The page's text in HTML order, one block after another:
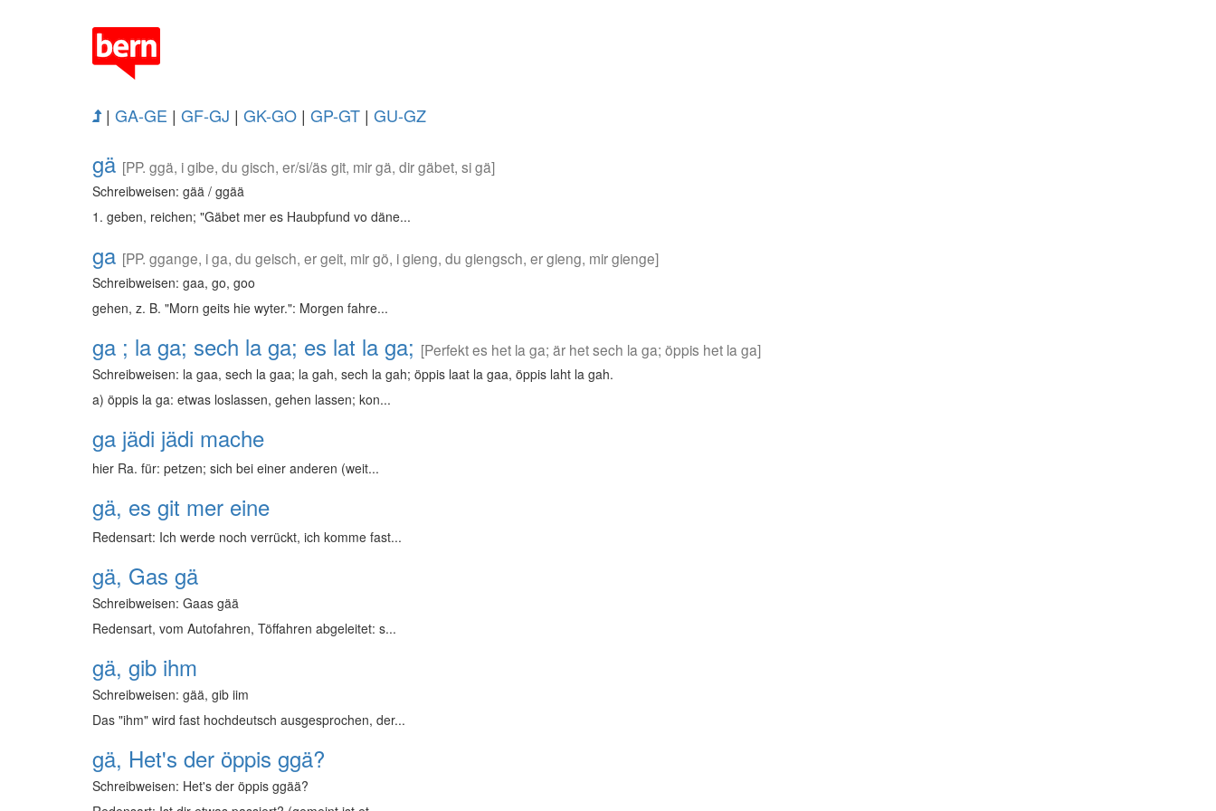
| GA-GE | GF-GJ | GK-GO | GP-GT | GU-GZ
gä [PP. ggä, i gibe, du gisch, er/si/äs git, mir gä, dir gäbet, si gä]
Schreibweisen: gää / ggää
1. geben, reichen; "Gäbet mer es Haubpfund vo däne...
ga [PP. ggange, i ga, du geisch, er geit, mir gö, i gieng, du giengsch, er gieng, mir gienge]
Schreibweisen: gaa, go, goo
gehen, z. B. "Morn geits hie wyter.": Morgen fahre...
ga ; la ga; sech la ga; es lat la ga; [Perfekt es het la ga; är het sech la ga; öppis het la ga]
Schreibweisen: la gaa, sech la gaa; la gah, sech la gah; öppis laat la gaa, öppis laht la gah.
a) öppis la ga: etwas loslassen, gehen lassen; kon...
ga jädi jädi mache
hier Ra. für: petzen; sich bei einer anderen (weit...
gä, es git mer eine
Redensart: Ich werde noch verrückt, ich komme fast...
gä, Gas gä
Schreibweisen: Gaas gää
Redensart, vom Autofahren, Töffahren abgeleitet: s...
gä, gib ihm
Schreibweisen: gää, gib iim
Das "ihm" wird fast hochdeutsch ausgesprochen, der...
gä, Het's der öppis ggä?
Schreibweisen: Het's der öppis ggää?